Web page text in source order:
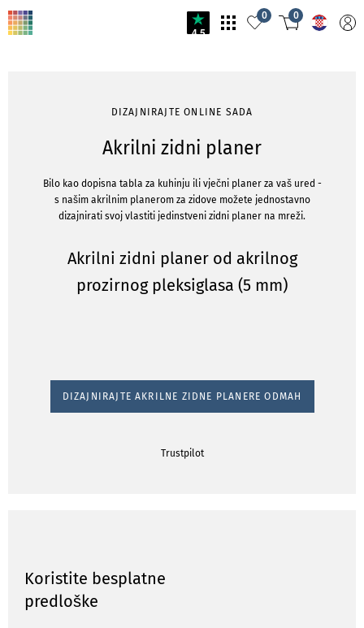
4.5
0 0
DIZAJNIRAJTE ONLINE SADA
Akrilni zidni planer
Bilo kao dopisna tabla za kuhinju ili vječni planer za vaš ured -
s našim akrilnim planerom za zidove možete jednostavno
dizajnirati svoj vlastiti jedinstveni zidni planer na mreži.
Akrilni zidni planer od akrilnog
prozirnog pleksiglasa (5 mm)
DIZAJNIRAJTE AKRILNE ZIDNE PLANERE ODMAH
Trustpilot
Koristite besplatne
predloške